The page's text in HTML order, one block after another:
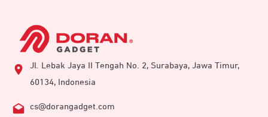
Jl. Lebak Jaya II Tengah No. 2, Surabaya, Jawa Timur,
60134, Indonesia
cs@dorangadget.com